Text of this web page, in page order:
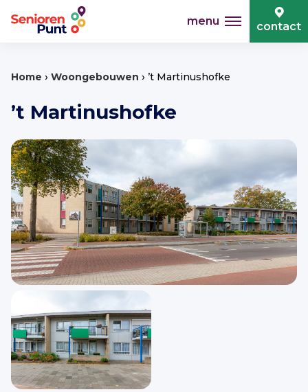
menu contact
Home › Woongebouwen › ’t Martinushofke
’t Martinushofke